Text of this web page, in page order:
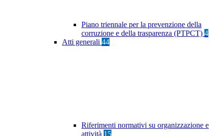
Piano triennale per la prevenzione della
corruzione e della trasparenza (PTPCT) 4
Atti generali 44
Riferimenti normativi su organizzazione e
attività 15